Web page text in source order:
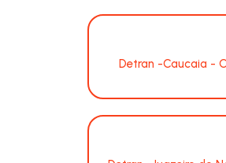
Detran -Caucaia -